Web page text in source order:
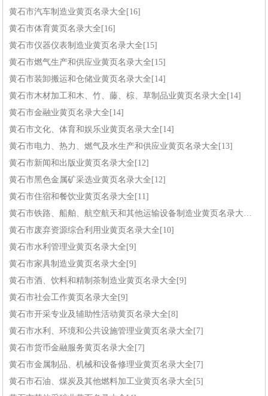
黄石市汽车制造业黄页名录大全[16]
黄石市体育黄页名录大全[16]
黄石市仪器仪表制造业黄页名录大全[15]
黄石市燃气生产和供应业黄页名录大全[15]
黄石市装卸搬运和仓储业黄页名录大全[14]
黄石市木材加工和木、竹、藤、棕、草制品业黄页名录大全[14]
黄石市金融业黄页名录大全[14]
黄石市文化、体育和娱乐业黄页名录大全[14]
黄石市电力、热力、燃气及水生产和供应业黄页名录大全[13]
黄石市新闻和出版业黄页名录大全[12]
黄石市黑色金属矿采选业黄页名录大全[12]
黄石市住宿和餐饮业黄页名录大全[11]
黄石市铁路、船舶、航空航天和其他运输设备制造业黄页名录大全[10]
黄石市废弃资源综合利用业黄页名录大全[10]
黄石市水利管理业黄页名录大全[9]
黄石市家具制造业黄页名录大全[9]
黄石市酒、饮料和精制茶制造业黄页名录大全[9]
黄石市社会工作黄页名录大全[9]
黄石市开采专业及辅助性活动黄页名录大全[8]
黄石市水利、环境和公共设施管理业黄页名录大全[7]
黄石市货币金融服务黄页名录大全[7]
黄石市金属制品、机械和设备修理业黄页名录大全[7]
黄石市石油、煤炭及其他燃料加工业黄页名录大全[5]